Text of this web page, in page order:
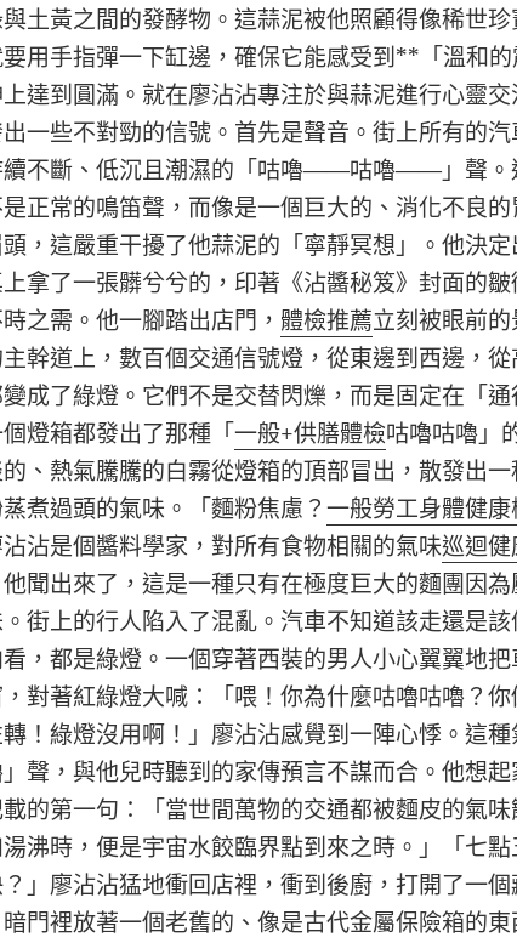
土黃之間的發酵物。這蒜泥被他照顧得像稀世
用手指彈一下缸邊，確保它能感受到**「溫和
達到圓滿。就在廖沾沾專注於與蒜泥進行心靈
一些不對勁的信號。首先是聲音。街上所有的
續不斷、低沉且潮濕的「咕嚕——咕嚕——」聲。
正常的鳴笛聲，而像是一個巨大的、消化不良
，這嚴重干擾了他蒜泥的「寧靜冥想」。他決定
拿了一張髒兮兮的，印著《沾醬秘笈》封面的
之需。他一腳踏出店門， 體檢推薦立刻被眼前
幹道上，數百個交通信號燈，從東邊到西邊，
成了綠燈。它們不是交替閃爍，而是固定在「
燈箱都發出了那種「一般+供膳體檢咕嚕咕嚕」
、熱氣騰騰的白霧從燈箱的頂部冒出，散發出
煮過頭的氣味。「麵粉焦慮？一般勞工身體健
沾是個醬料學家，對所有食物相關的氣味巡迴
聞出來了，這是一種只有在極度巨大的麵團因
街上的行人陷入了混亂。汽車不知道該走還是
，都是綠燈。一個穿著西裝的男人小心翼翼地把
對著紅綠燈大喊：「喂！你為什麼咕嚕咕嚕？你
！綠燈沒用啊！」廖沾沾感覺到一陣心悸。這
聲，與他兒時聽到的家傳預言不謀而合。他想
的第一句：「當世間萬物的交通都被麵皮的氣
沸時，便是宇宙水餃臨界點到來之時。」「七
」廖沾沾猛地衝回店裡，衝到後廚，打開了一
門裡放著一個老舊的、像是古代金屬保險箱的